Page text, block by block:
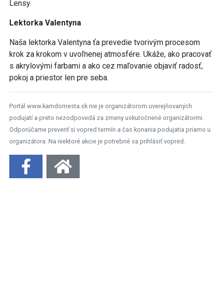
Lensy.
Lektorka Valentyna
Naša lektorka Valentyna ťa prevedie tvorivým procesom
krok za krokom v uvoľnenej atmosfére. Ukáže, ako pracovať
s akrylovými farbami a ako cez maľovanie objaviť radosť,
pokoj a priestor len pre seba.
Portál www.kamdomesta.sk nie je organizátorom uverejňovaných
podujatí a preto nezodpovedá za zmeny uskutočnené organizátormi.
Odporúčame preveriť si vopred termín a čas konania podujatia priamo u
organizátora. Na niektoré akcie je potrebné sa prihlásiť vopred.